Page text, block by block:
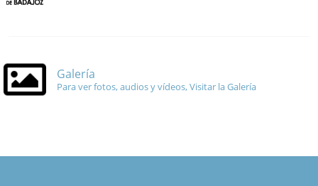
Galería
Para ver fotos, audios y vídeos, Visitar la Galería